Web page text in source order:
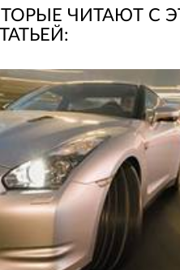
ЧИТАЮТ С